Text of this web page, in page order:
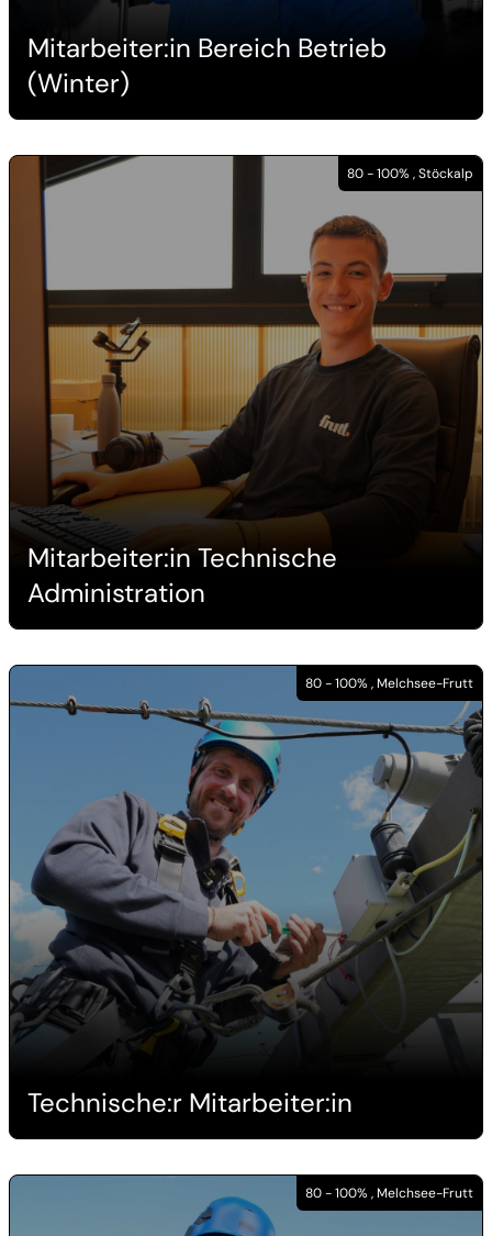
Mitarbeiter:in Bereich Betrieb
(Winter)
80 - 100% , Stöckalp
Mitarbeiter:in Technische
Administration
80 - 100% , Melchsee-Frutt
Technische:r Mitarbeiter:in
80 - 100% , Melchsee-Frutt